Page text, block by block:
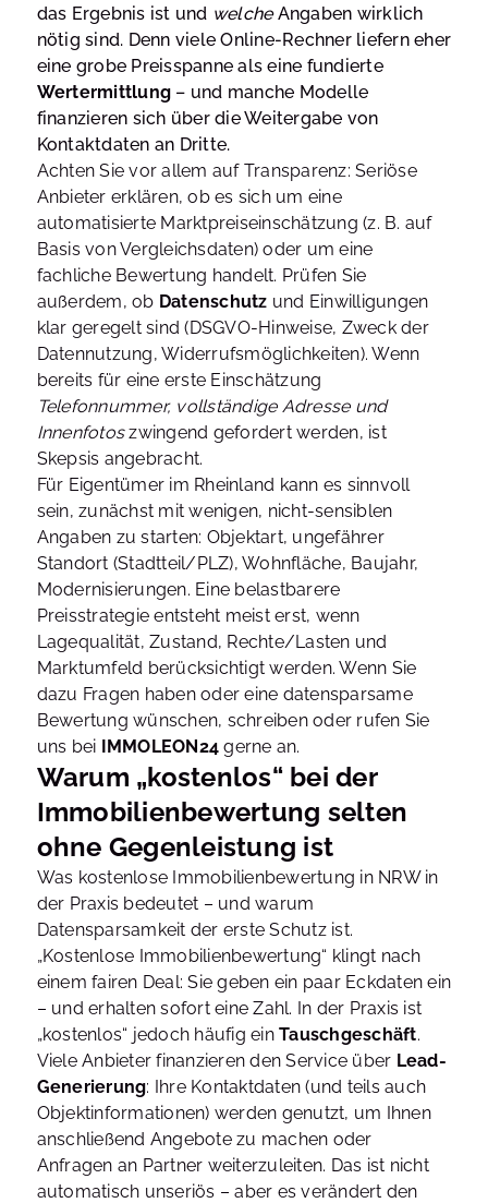
das Ergebnis ist und welcheAngaben wirklich
nötig sind. Denn viele Online-Rechner liefern eher
eine grobe Preisspanne als eine fundierte
Wertermittlung – und manche Modelle
finanzieren sich über die Weitergabe von
Kontaktdaten an Dritte.
Achten Sie vor allem auf Transparenz: Seriöse
Anbieter erklären, ob es sich um eine
automatisierte Marktpreiseinschätzung (z. B. auf
Basis von Vergleichsdaten) oder um eine
fachliche Bewertung handelt. Prüfen Sie
außerdem, ob Datenschutz und Einwilligungen
klar geregelt sind (DSGVO-Hinweise, Zweck der
Datennutzung, Widerrufsmöglichkeiten). Wenn
bereits für eine erste Einschätzung
Telefonnummer, vollständige Adresse und
Innenfotoszwingend gefordert werden, ist
Skepsis angebracht.
Für Eigentümer im Rheinland kann es sinnvoll
sein, zunächst mit wenigen, nicht-sensiblen
Angaben zu starten: Objektart, ungefährer
Standort (Stadtteil/PLZ), Wohnfläche, Baujahr,
Modernisierungen. Eine belastbarere
Preisstrategie entsteht meist erst, wenn
Lagequalität, Zustand, Rechte/Lasten und
Marktumfeld berücksichtigt werden. Wenn Sie
dazu Fragen haben oder eine datensparsame
Bewertung wünschen, schreiben oder rufen Sie
uns bei IMMOLEON24 gerne an.
Warum „kostenlos“ bei der
Immobilienbewertung selten
ohne Gegenleistung ist
Was kostenlose Immobilienbewertung in NRW in
der Praxis bedeutet – und warum
Datensparsamkeit der erste Schutz ist.
„Kostenlose Immobilienbewertung“ klingt nach
einem fairen Deal: Sie geben ein paar Eckdaten ein
– und erhalten sofort eine Zahl. In der Praxis ist
„kostenlos“ jedoch häufig einTauschgeschäft.
Viele Anbieter finanzieren den Service über Lead-
Generierung: Ihre Kontaktdaten (und teils auch
Objektinformationen) werden genutzt, um Ihnen
anschließend Angebote zu machen oder
Anfragen an Partner weiterzuleiten. Das ist nicht
automatisch unseriös – aber es verändert den